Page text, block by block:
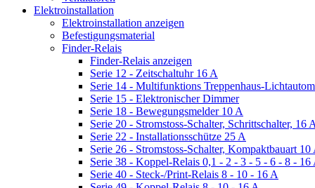
Elektroinstallation
Elektroinstallation anzeigen
Befestigungsmaterial
Finder-Relais
Finder-Relais anzeigen
Serie 12 - Zeitschaltuhr 16 A
Serie 14 - Multifunktions Treppenhaus-
Serie 15 - Elektronischer Dimmer
Serie 18 - Bewegungsmelder 10 A
Serie 20 - Stromstoss-Schalter, Schrittschalter, 16 A
Serie 22 - Installationsschütze 25 A
Serie 26 - Stromstoss-Schalter, Kompaktbauart 10
Serie 38 - Koppel-Relais 0,1 - 2 - 3 - 5 - 6 - 8 - 16
Serie 40 - Steck-/Print-Relais 8 - 10 - 16 A